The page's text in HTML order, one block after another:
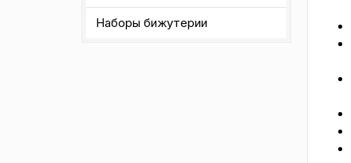
Наборы бижутерии